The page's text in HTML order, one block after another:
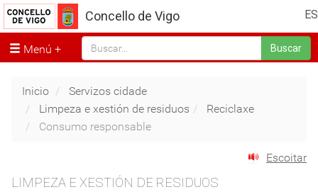
ES
Concello de Vigo
Menú Buscar
Inicio
Servizos cidade
Limpeza e xestión de residuos
Reciclaxe
Consumo responsable
Escoitar
LIMPEZA E XESTIÓN DE RESIDUOS